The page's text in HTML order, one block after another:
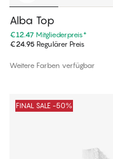
Alba Top
€12.47 Mitgliederpreis*
€24.95 Regulärer Preis
Weitere Farben verfügbar
FINAL SALE -50%